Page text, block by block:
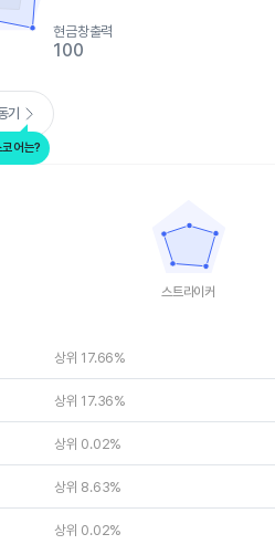
현금창출력
100
기
어는?
from 20 to 100.
axis displaying categories.
axis displaying values. Data
The chart has 1 X
The chart has 1 Y
스트라이커
상위 17.66%
상위 17.36%
상위 0.02%
상위 8.63%
상위 0.02%